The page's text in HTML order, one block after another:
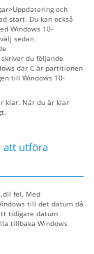
och
start. Du kan också
Windows 10-
sedan
du följande
där C är partitionen
till Windows 10-
klar. När du är klar
att utföra
fel. Med
till det datum då
tidigare datum
tillbaka Windows